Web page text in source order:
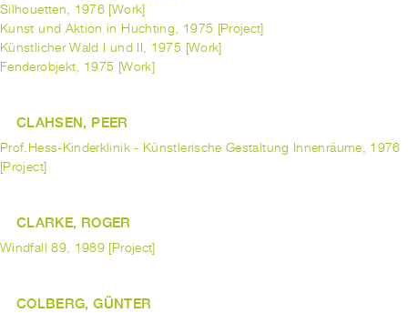
Silhouetten, 1976 [Work]
Kunst und Aktion in Huchting, 1975 [Project]
Künstlicher Wald I und II, 1975 [Work]
Fenderobjekt, 1975 [Work]
CLAHSEN, PEER
Prof.Hess-Kinderklinik - Künstlerische Gestaltung Innenräume, 1976
[Project]
CLARKE, ROGER
Windfall 89, 1989 [Project]
COLBERG, GÜNTER